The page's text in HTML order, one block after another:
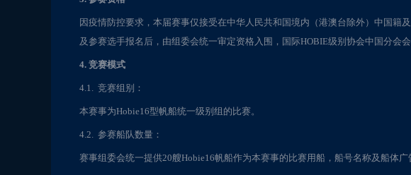
因疫情防控要求，本届赛事仅接受在中华人民共和国境内（港澳台除外）中国
及参赛选手报名后，由组委会统一审定资格入围，国际HOBIE级别协会中国分会会
4. 竞赛模式
4.1. 竞赛组别：
本赛事为Hobie16型帆船统一级别组的比赛。
4.2. 参赛船队数量：
赛事组委会统一提供20艘Hobie16帆船作为本赛事的比赛用船，船号名称及船体广